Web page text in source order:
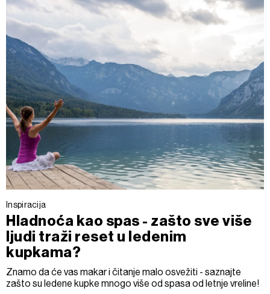
Inspiracija
Hladnoća kao spas - zašto sve više
ljudi traži reset u ledenim
kupkama?
Znamo da će vas makar i čitanje malo osvežiti - saznajte
zašto su ledene kupke mnogo više od spasa od letnje vreline!